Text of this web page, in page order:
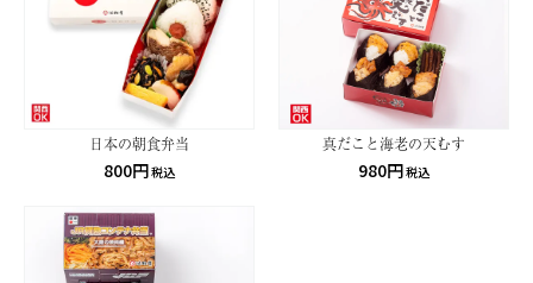
日本の朝食弁当
800円税込
真だこと海老の天むす
980円税込